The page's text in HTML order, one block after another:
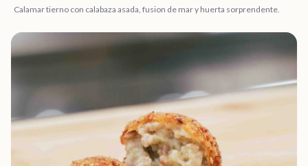
Calamar tierno con calabaza asada, fusion de mar y huerta sorprendente.